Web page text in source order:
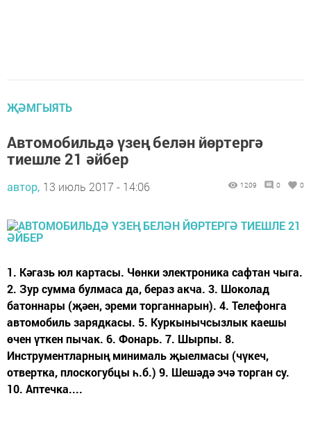
ҖӘМГЫЯТЬ
Автомобильдә үзең белән йөртергә
тиешле 21 әйбер
автор, 13 июль 2017 - 14:06 1209 0 0
1. Кәгазь юл картасы. Чөнки электроника сафтан чыга.
2. Зур сумма булмаса да, бераз акча. 3. Шоколад
батоннары (җәен, эреми торганнарын). 4. Телефонга
автомобиль зарядкасы. 5. Куркынычсызлык каешы
өчен үткен пычак. 6. Фонарь. 7. Шырпы. 8.
Инструментларның минималь җыелмасы (чүкеч,
отвертка, плоскогубцы һ.б.) 9. Шешәдә эчә торган су.
10. Аптечка....